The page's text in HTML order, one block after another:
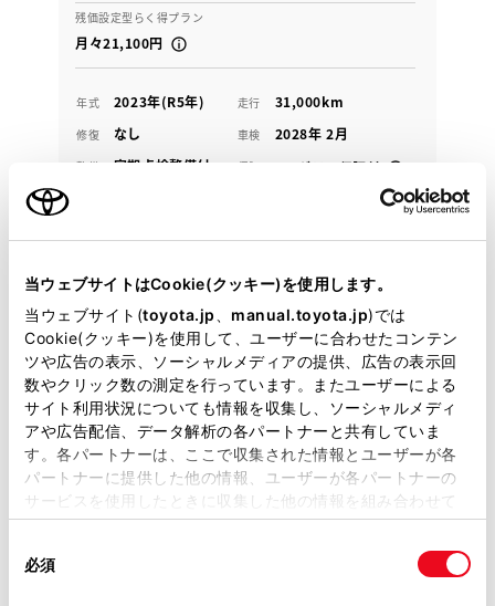
当ウェブサイトはCookie(クッキー)を使用します。
当ウェブサイト(toyota.jp manual.toyota.jp)では
Cookie(クッキー)を使用して、ユーザーに合わせたコンテン
ツや広告の表示、ソーシャルメディアの提供、広告の表示回
数やクリック数の測定を行っています。またユーザーによる
サイト利用状況についても情報を収集し、ソーシャルメディ
アや広告配信、データ解析の各パートナーと共有していま
す。各パートナーは、ここで収集された情報とユーザーが各
パートナーに提供した他の情報、ユーザーが各パートナーの
サービスを使用したときに収集した他の情報を組み合わせて
使用することがあります。当ウェブサイトの使用を続行する
必須
残価設定型らく得プラン
月々21,100円
年式 2023年(R5年) 走行 31,000km
修復 なし 車検 2028年 2月
整備 定期点検整備付 保証
ロングラン保証付
ハイブリッド保証付
各種お問い合わせ
083-973-2350